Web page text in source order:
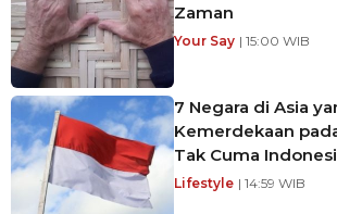
Zaman
Your Say | 15:00 WIB
7 Negara di Asia
Kemerdekaan
Tak Cuma
Lifestyle | 14:59 WIB